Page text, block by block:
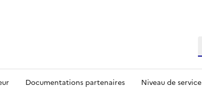
Documentations partenaires Niveau de service